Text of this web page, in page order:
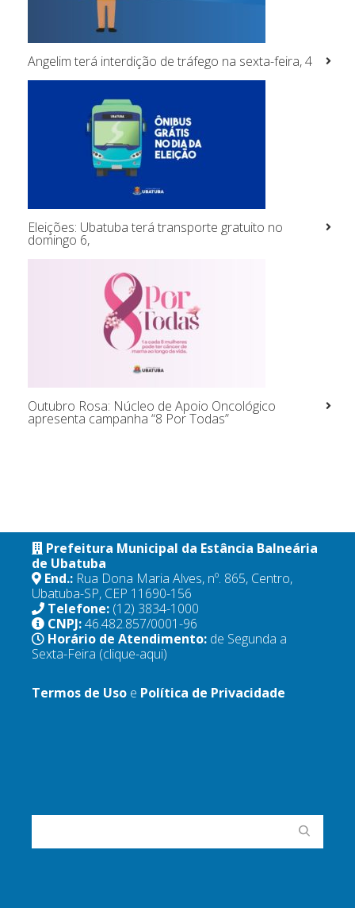
Angelim terá interdição de tráfego na sexta-feira, 4
Eleições: Ubatuba terá transporte gratuito no
domingo 6,
Outubro Rosa: Núcleo de Apoio Oncológico
apresenta campanha “8 Por Todas”
Prefeitura Municipal da Estância Balneária
de Ubatuba
End.: Rua Dona Maria Alves, nº. 865, Centro,
Ubatuba-SP, CEP 11690-156
Telefone: (12) 3834-1000
CNPJ:46.482.857/0001-96
Horário de Atendimento: de Segunda a
Sexta-Feira (clique-aqui)
Termos de Uso e Política de Privacidade